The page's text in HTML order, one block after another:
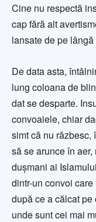
Cine nu respectă
cap fără alt
lansate de pe
De data asta,
lung coloana de
dat se desparte.
convoaiele, chiar
simt că nu răzbesc,
să se arunce în
duşmani ai
dintr-un convoi
după ce a călcat pe
unde sunt cei mai